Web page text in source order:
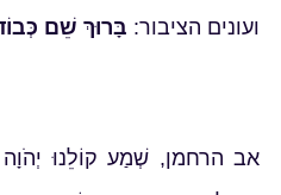
ועונים הציבור: בָּרוּךְ שֵׁם
אב הרחמן, שְׁמַע קוֹלֵנוּ יְהֹוָה